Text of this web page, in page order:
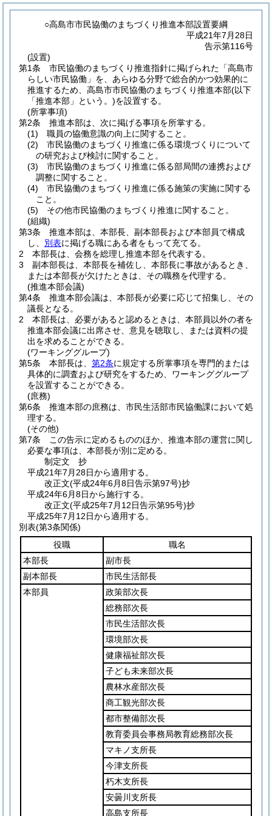
○高島市市民協働のまちづくり推進本部設置要綱
平成21年7月28日
告示第116号
(設置)
第1条
市民協働のまちづくり推進指針に掲げられた「高島市
らしい市民協働」を、あらゆる分野で総合的かつ効果的に
推進するため、高島市市民協働のまちづくり推進本部(以下
「推進本部」という。)を設置する。
(所掌事項)
第2条
推進本部は、次に掲げる事項を所掌する。
(1)
職員の協働意識の向上に関すること。
(2)
市民協働のまちづくり推進に係る環境づくりについて
の研究および検討に関すること。
(3)
市民協働のまちづくり推進に係る部局間の連携および
調整に関すること。
(4)
市民協働のまちづくり推進に係る施策の実施に関する
こと。
(5)
その他市民協働のまちづくり推進に関すること。
(組織)
第3条
推進本部は、本部長、副本部長および本部員で構成
し、 別表に掲げる職にある者をもって充てる。
2
本部長は、会務を総理し推進本部を代表する。
3
副本部長は、本部長を補佐し、本部長に事故があるとき、
または本部長が欠けたときは、その職務を代理する。
(推進本部会議)
第4条
推進本部会議は、本部長が必要に応じて招集し、その
議長となる。
2
本部長は、必要があると認めるときは、本部員以外の者を
推進本部会議に出席させ、意見を聴取し、または資料の提
出を求めることができる。
(ワーキンググループ)
第5条
本部長は、 第2条に規定する所掌事項を専門的または
具体的に調査および研究をするため、ワーキンググループ
を設置することができる。
(庶務)
第6条
推進本部の庶務は、市民生活部市民協働課において処
理する。
(その他)
第7条
この告示に定めるもののほか、推進本部の運営に関し
必要な事項は、本部長が別に定める。
制定文 抄
平成21年7月28日から適用する。
改正文(平成24年6月8日告示第97号)抄
平成24年6月8日から施行する。
改正文(平成25年7月12日告示第95号)抄
平成25年7月12日から適用する。
別表(第3条関係)
役職
職名
本部長
副市長
副本部長
市民生活部長
本部員
政策部次長
総務部次長
市民生活部次長
環境部次長
健康福祉部次長
子ども未来部次長
農林水産部次長
商工観光部次長
都市整備部次長
教育委員会事務局教育総務部次長
マキノ支所長
今津支所長
朽木支所長
安曇川支所長
高島支所長